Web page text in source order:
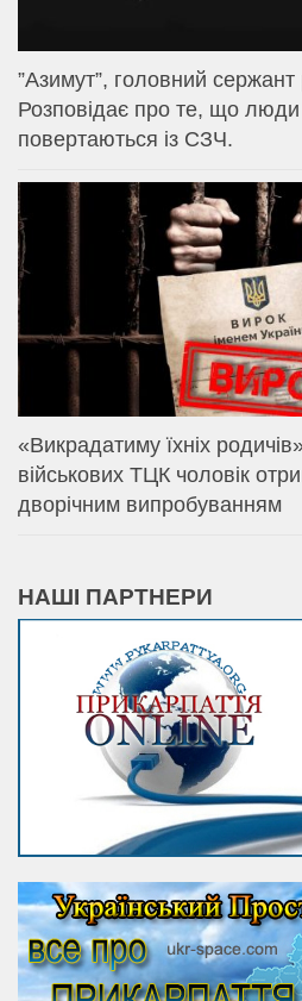
⁨”Азимут”, головний
Розповідає про те, що люди
повертаються із СЗЧ.
«Викрадатиму їхніх
військових ТЦК чоловік
дворічним випробуванням
НАШІ ПАРТНЕРИ